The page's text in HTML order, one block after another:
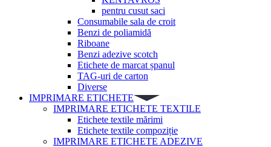
pentru cusut saci
Consumabile sala de croit
Benzi de poliamidă
Riboane
Benzi adezive scotch
Etichete de marcat șpanul
TAG-uri de carton
Diverse
IMPRIMARE ETICHETE
IMPRIMARE ETICHETE TEXTILE
Etichete textile mărimi
Etichete textile compoziție
IMPRIMARE ETICHETE ADEZIVE